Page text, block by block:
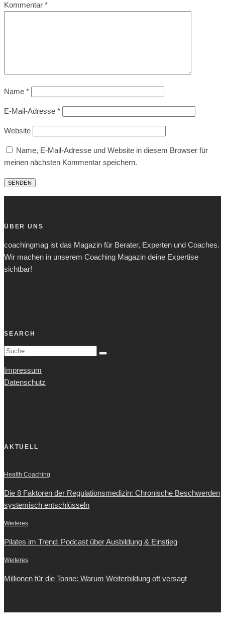
Kommentar *
Name *
E-Mail-Adresse *
Website
Name, E-Mail-Adresse und Website in diesem Browser für
meinen nächsten Kommentar speichern.
ÜBER UNS
coachingmag ist das Magazin für Berater, Experten und Coaches.
Wir machen in unserem Coaching Magazin deine Expertise
sichtbar!
SEARCH
Impressum
Datenschutz
AKTUELL
Health Coaching
Die 8 Faktoren der Regulationsmedizin: Chronische Beschwerden
systemisch entschlüsseln
Weiteres
Pilates im Trend: Podcast über Ausbildung & Einstieg
Weiteres
Millionen für die Tonne: Warum Weiterbildung oft versagt